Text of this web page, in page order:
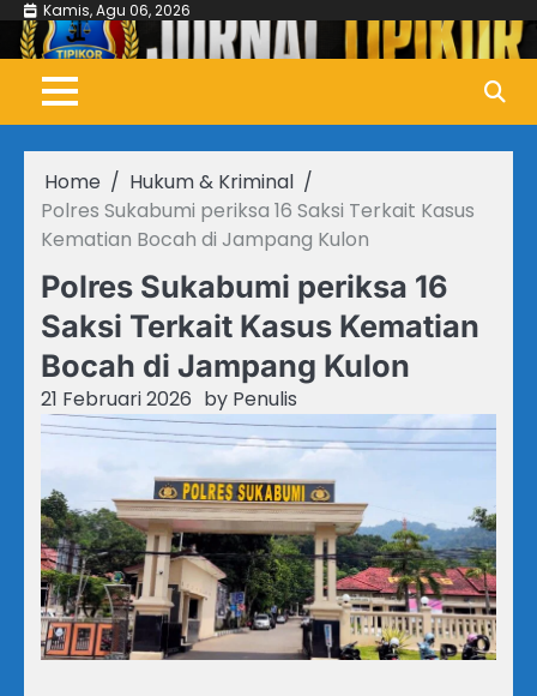
Skip
content
Kamis, Agu 06, 2026
Home
Hukum & Kriminal
Polres Sukabumi periksa 16 Saksi Terkait Kasus
Kematian Bocah di Jampang Kulon
Polres Sukabumi periksa 16
Saksi Terkait Kasus Kematian
Bocah di Jampang Kulon
21 Februari 2026 by Penulis